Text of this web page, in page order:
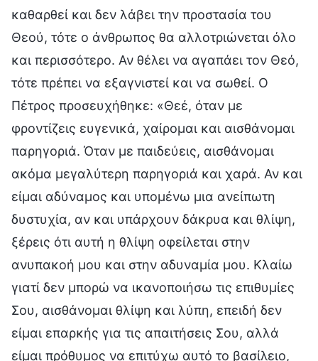
καθαρθεί και δεν λάβει την προστασία του
Θεού, τότε ο άνθρωπος θα αλλοτριώνεται όλο
και περισσότερο. Αν θέλει να αγαπάει τον Θεό,
τότε πρέπει να εξαγνιστεί και να σωθεί. Ο
Πέτρος προσευχήθηκε: «Θεέ, όταν με
φροντίζεις ευγενικά, χαίρομαι και αισθάνομαι
παρηγοριά. Όταν με παιδεύεις, αισθάνομαι
ακόμα μεγαλύτερη παρηγοριά και χαρά. Αν και
είμαι αδύναμος και υπομένω μια ανείπωτη
δυστυχία, αν και υπάρχουν δάκρυα και θλίψη,
ξέρεις ότι αυτή η θλίψη οφείλεται στην
ανυπακοή μου και στην αδυναμία μου. Κλαίω
γιατί δεν μπορώ να ικανοποιήσω τις επιθυμίες
Σου, αισθάνομαι θλίψη και λύπη, επειδή δεν
είμαι επαρκής για τις απαιτήσεις Σου, αλλά
είμαι πρόθυμος να επιτύχω αυτό το βασίλειο,